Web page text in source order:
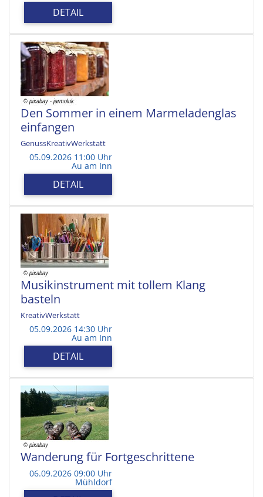
DETAIL
Den Sommer in einem Marmeladenglas
einfangen
GenussKreativWerkstatt
05.09.2026 11:00 Uhr
Au am Inn
DETAIL
Musikinstrument mit tollem Klang
basteln
KreativWerkstatt
05.09.2026 14:30 Uhr
Au am Inn
DETAIL
Wanderung für Fortgeschrittene
06.09.2026 09:00 Uhr
Mühldorf